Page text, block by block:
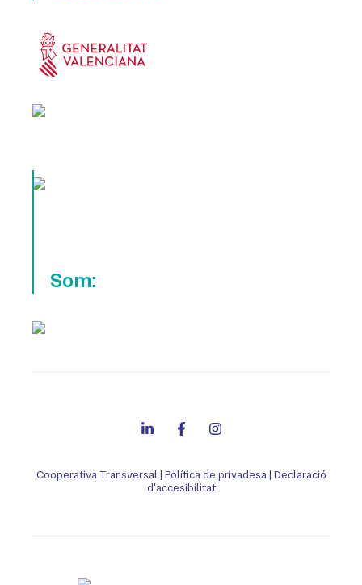
Som:
Cooperativa Transversal | Política de privadesa | Declaració
d'accesibilitat